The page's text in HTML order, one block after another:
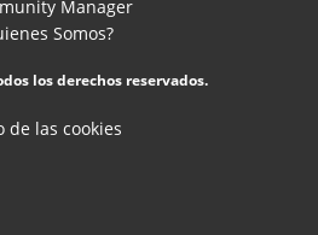
Manager
Somos?
los derechos reservados.
de las cookies